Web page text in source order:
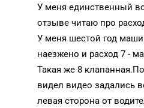
У меня единственный
отзыве читаю про
У меня шестой год
наезжено и расход 7 -
Такая же 8
видел видео задались
левая сторона от